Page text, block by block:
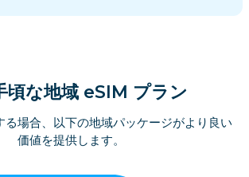
頃な地域 eSIM プラン
る場合、以下の地域パッケージがより良い
価値を提供します。